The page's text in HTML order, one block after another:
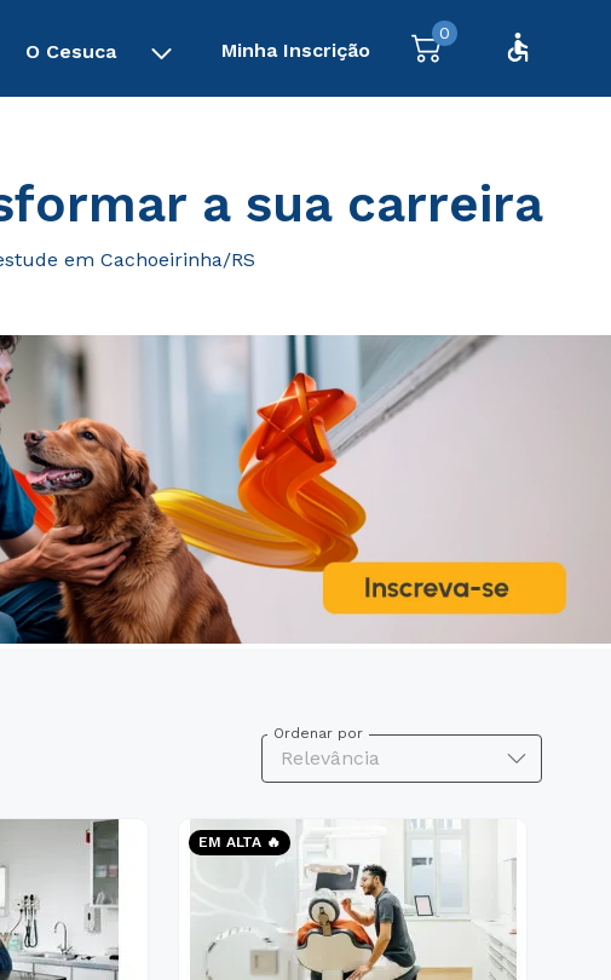
O Cesuca Minha Inscrição
0
a sua carreira
em Cachoeirinha/RS
Ordenar por
Relevância
EM ALTA 🔥